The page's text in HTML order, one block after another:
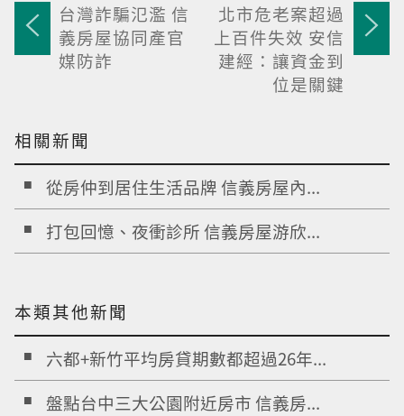
台灣詐騙氾濫 信
義房屋協同產官
媒防詐
北市危老案超過
上百件失效 安信
建經：讓資金到
位是關鍵
相關新聞
從房仲到居住生活品牌 信義房屋內...
打包回憶、夜衝診所 信義房屋游欣...
本類其他新聞
六都+新竹平均房貸期數都超過26年...
盤點台中三大公園附近房市 信義房...